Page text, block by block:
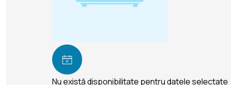
Nu există disponibilitate pentru datele selectate